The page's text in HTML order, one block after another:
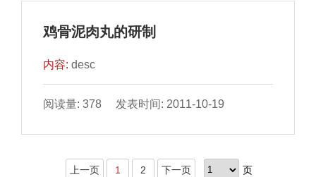
鸡骨泥肉丸的研制
内容:desc
阅读量: 378 发表时间: 2011-10-19
上一页 1 2 下一页 页